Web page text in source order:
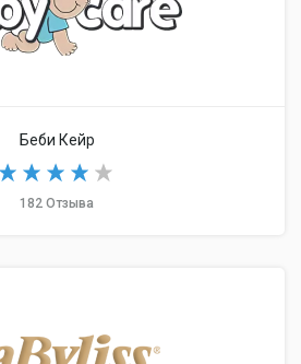
Беби Кейр
182 Отзыва